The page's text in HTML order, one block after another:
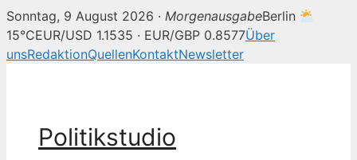
Sonntag, 9 August 2026 · MorgenausgabeBerlin
15°CEUR/USD 1.1535 · EUR/GBP 0.8577Über
unsRedaktionQuellenKontaktNewsletter
Politikstudio